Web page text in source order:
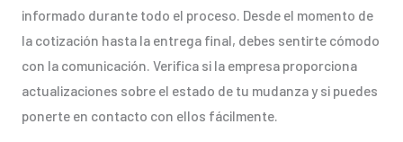
informado durante todo el proceso. Desde el momento de
la cotización hasta la entrega final, debes sentirte cómodo
con la comunicación. Verifica si la empresa proporciona
actualizaciones sobre el estado de tu mudanza y si puedes
ponerte en contacto con ellos fácilmente.